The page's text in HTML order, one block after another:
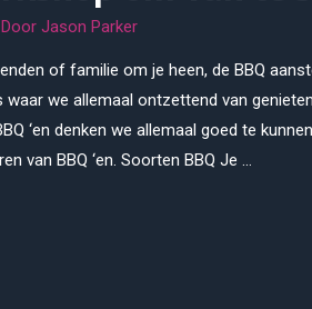
Jason Parker
of familie om je heen, de BBQ
waar we allemaal ontzettend van
‘en denken we allemaal goed te
van BBQ ‘en. Soorten BBQ Je …